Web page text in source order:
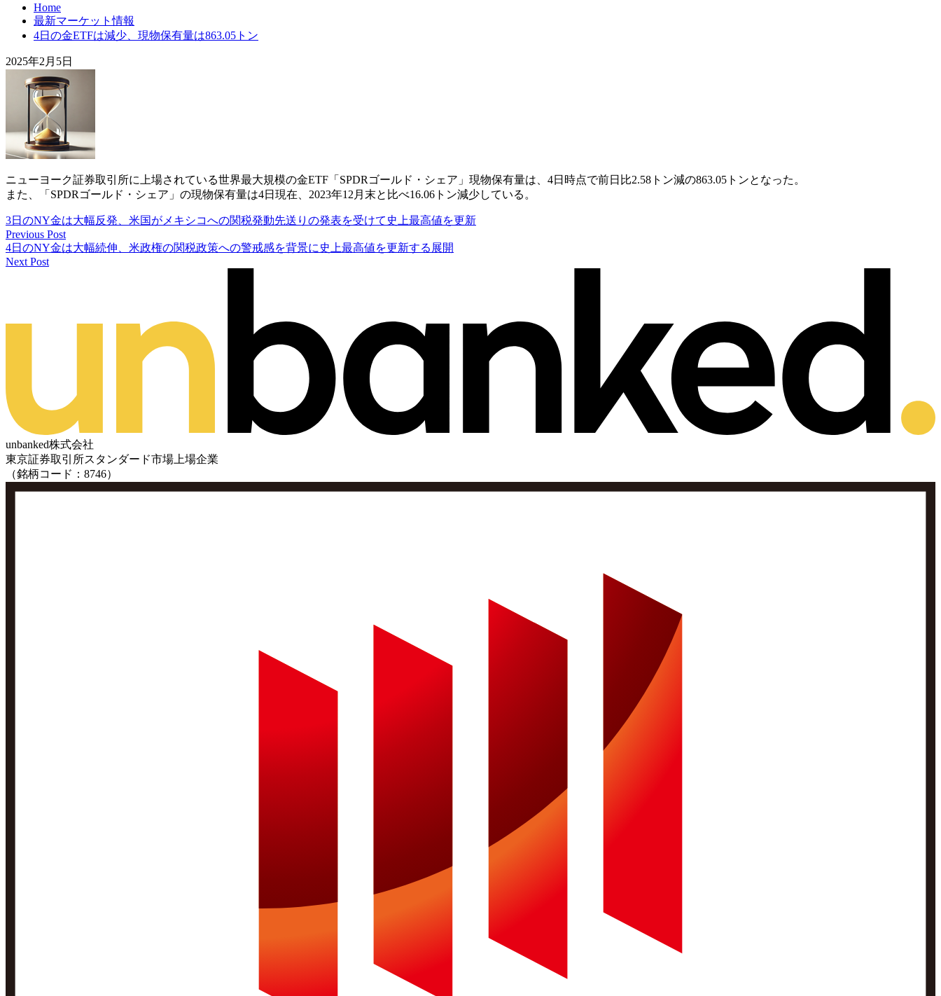
Home
最新マーケット情報
4日の金ETFは減少、現物保有量は863.05トン
2025年2月5日
ニューヨーク証券取引所に上場されている世界最大規模の金ETF「SPDRゴールド・シェア」現物保有量は、4日時点で前日比2.58トン減の863.05トンとなった。
また、「SPDRゴールド・シェア」の現物保有量は4日現在、2023年12月末と比べ16.06トン減少している。
3日のNY金は大幅反発、米国がメキシコへの関税発動先送りの発表を受けて史上最高値を更新
Previous Post
4日のNY金は大幅続伸、米政権の関税政策への警戒感を背景に史上最高値を更新する展開
Next Post
unbanked株式会社
東京証券取引所スタンダード市場上場企業
（銘柄コード：8746）